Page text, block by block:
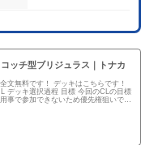
ッチ型ブリジュラス｜トナカ
文無料です！ デッキはこちらです！
デッキ選択過程 目標 今回のCLの目標
事で参加できないため優先権狙いでは